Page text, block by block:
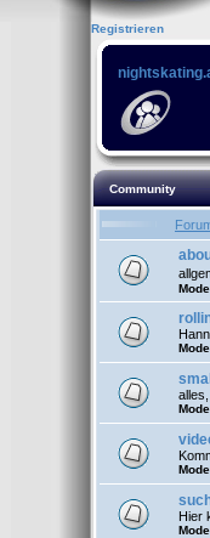
Registrieren
Community
Hier